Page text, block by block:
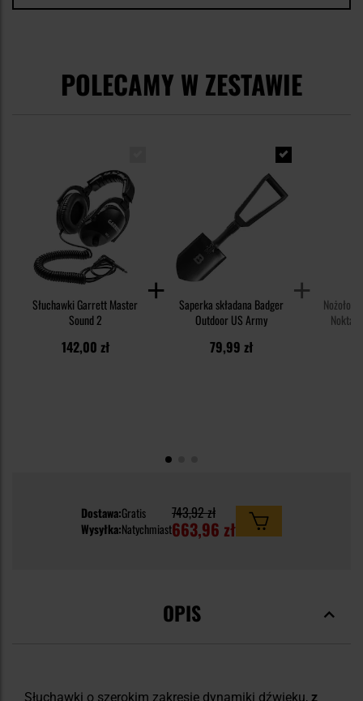
POLECAMY W ZESTAWIE
Słuchawki Garrett Master
Sound 2
142,00 zł
Saperka składana Badger
Outdoor US Army
79,99 zł
Nokta
Dostawa:Gratis
Wysyłka:Natychmiast
743,92 zł
663,96 zł
OPIS
Słuchawki o szerokim zakresie dynamiki dźwięku, z